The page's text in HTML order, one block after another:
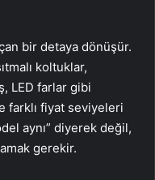
bir detaya dönüşür.
koltuklar,
LED farlar gibi
farklı fiyat seviyeleri
aynı” diyerek değil,
gerekir.